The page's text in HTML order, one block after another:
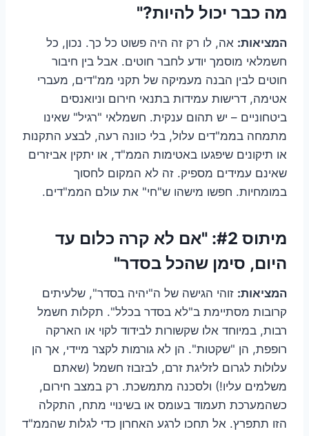
מה כבר יכול להיות?"
המציאות: אה, לו רק זה היה פשוט כל כך. נכון, כל
חשמלאי מוסמך יודע לחבר חוטים. אבל בין חיבור
חוטים לבין הבנה מעמיקה של תקני ממ"דים, מעברי
אטימה, דרישות עמידות בתנאי חירום וניואנסים
ביטחוניים – יש תהום ענקית. חשמלאי "רגיל" שאינו
מתמחה בממ"דים עלול, בלי כוונה רעה, לבצע התקנות
או תיקונים שיפגעו באטימות הממ"ד, או יתקין אביזרים
שאינם עמידים מספיק. זה לא המקום לחסוך
במומחיות. חפשו מישהו ש"חי" את עולם הממ"דים.
מיתוס #2: "אם לא קרה כלום עד
היום, סימן שהכל בסדר"
המציאות: זוהי הגישה של ה"יהיה בסדר", שלעיתים
קרובות מסתיימת ב"לא בסדר בכלל". תקלות חשמל
רבות, במיוחד אלו שקשורות לבידוד לקוי או הארקה
רופפת, הן "שקטות". הן לא גורמות לקצר מיידי, אך הן
עלולות לגרום לזליגת זרם, לבזבוז חשמל (שאתם
משלמים עליו!) ולסכנה מתמשכת. רק במצב חירום,
כשהמערכת תעמוד בעומס או בשינויי מתח, התקלה
הזו תתפרץ. אל תחכו לרגע האחרון כדי לגלות שהממ"ד